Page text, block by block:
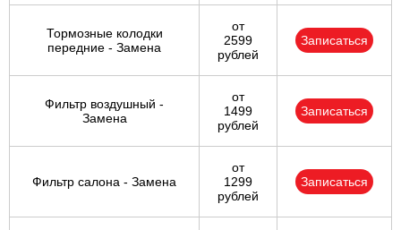
Тормозные колодки
передние - Замена
от
2599
рублей
Записаться
Фильтр воздушный -
Замена
от
1499
рублей
Записаться
Фильтр салона - Замена
от
1299
рублей
Записаться